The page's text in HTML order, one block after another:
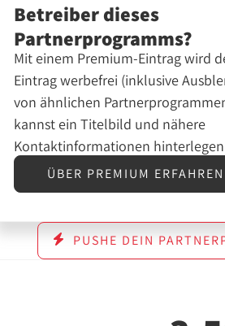
Betreiber dieses
Partnerprogramms?
Mit einem Premium-Eintrag wird
Eintrag werbefrei (inklusive
von ähnlichen
kannst ein Titelbild und nähere
Kontaktinformationen
ÜBER PREMIUM ERFAHREN
PUSHE DEIN